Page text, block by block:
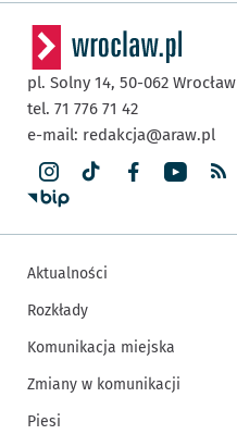
pl. Solny 14, 50-062 Wrocław
tel. 71 776 71 42
e-mail: redakcja@araw.pl
Aktualności
Rozkłady
Komunikacja miejska
Zmiany w komunikacji
Piesi